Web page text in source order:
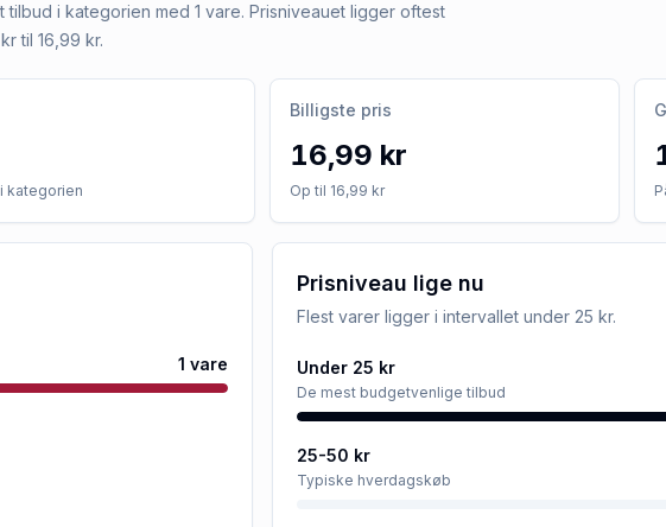
i kategorien med 1 vare. Prisniveauet ligger oftest
til 16,99 kr.
kategorien
Billigste pris
16,99 kr
Op til 16,99 kr
1 vare
Prisniveau lige nu
Flest varer ligger i intervallet under 25 kr.
Under 25 kr
De mest budgetvenlige tilbud
25-50 kr
Typiske hverdagskøb